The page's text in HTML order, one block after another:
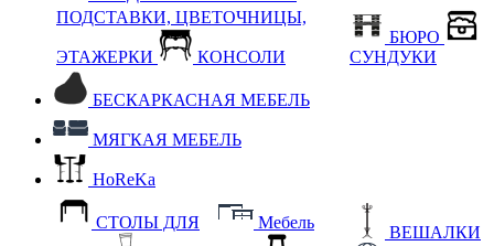
ПОДСТАВКИ, ЦВЕТОЧНИЦЫ,
ЭТАЖЕРКИ КОНСОЛИ
БЮРО
СУНДУКИ
БЕСКАРКАСНАЯ МЕБЕЛЬ
МЯГКАЯ МЕБЕЛЬ
HoReKa
СТОЛЫ ДЛЯ Мебель
ВЕШАЛКИ